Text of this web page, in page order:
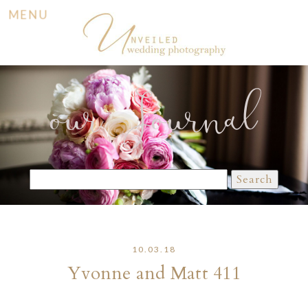
MENU
our Journal
for:
10.03.18
Yvonne and Matt 411